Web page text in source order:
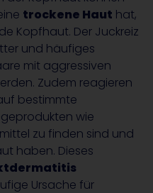
trockene Haut hat,
Kopfhaut. Der Juckreiz
und häufiges
mit aggressiven
Zudem reagieren
bestimmte
wie
zu finden sind und
haben. Dieses
Ursache für